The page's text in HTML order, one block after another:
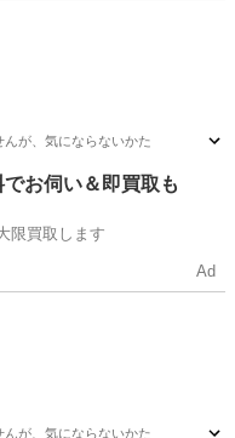
が、気にならないかた
教科書
お伺い＆即買取も
限買取します
Ad
が、気にならないかた